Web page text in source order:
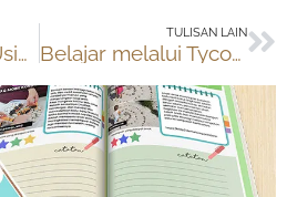
Homeschooling Usia Dini
TULISAN LAIN
Belajar melalui Tycoon (1): Bisnis